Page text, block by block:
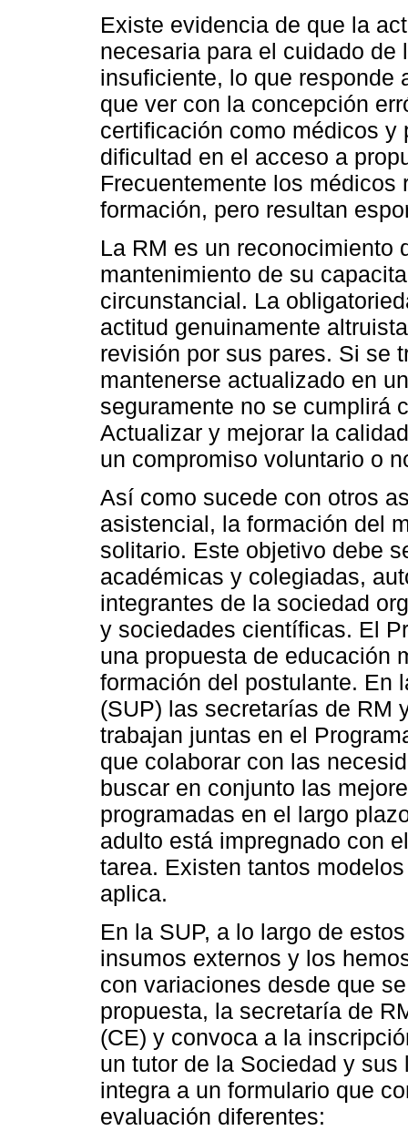
Existe evidencia de que la
necesaria para el cuidado
insuficiente, lo que responde
que ver con la concepción
certificación como médicos
dificultad en el acceso a
Frecuentemente los
formación, pero resultan
La RM es un reconocimiento
mantenimiento de su
circunstancial. La
actitud genuinamente
revisión por sus pares. Si se
mantenerse actualizado en
seguramente no se cumplirá
Actualizar y mejorar la
un compromiso voluntario o
Así como sucede con otros
asistencial, la formación del
solitario. Este objetivo debe
académicas y colegiadas,
integrantes de la sociedad
y sociedades científicas. El
una propuesta de educación
formación del postulante. En
(SUP) las secretarías de RM
trabajan juntas en el
que colaborar con las
buscar en conjunto las
programadas en el largo
adulto está impregnado con
tarea. Existen tantos
aplica.
En la SUP, a lo largo de
insumos externos y los
con variaciones desde que
propuesta, la secretaría de
(CE) y convoca a la
un tutor de la Sociedad y
integra a un formulario que
evaluación diferentes: